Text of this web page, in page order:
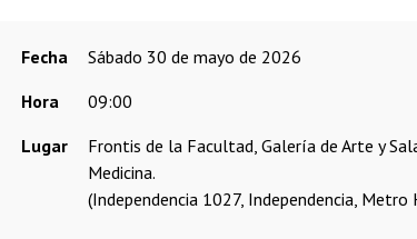
Fecha
sábado 30 de mayo de 2026
Hora
09:00
Lugar
Frontis de la Facultad, Galería de Arte y
Medicina.
(Independencia 1027, Independencia, Metro